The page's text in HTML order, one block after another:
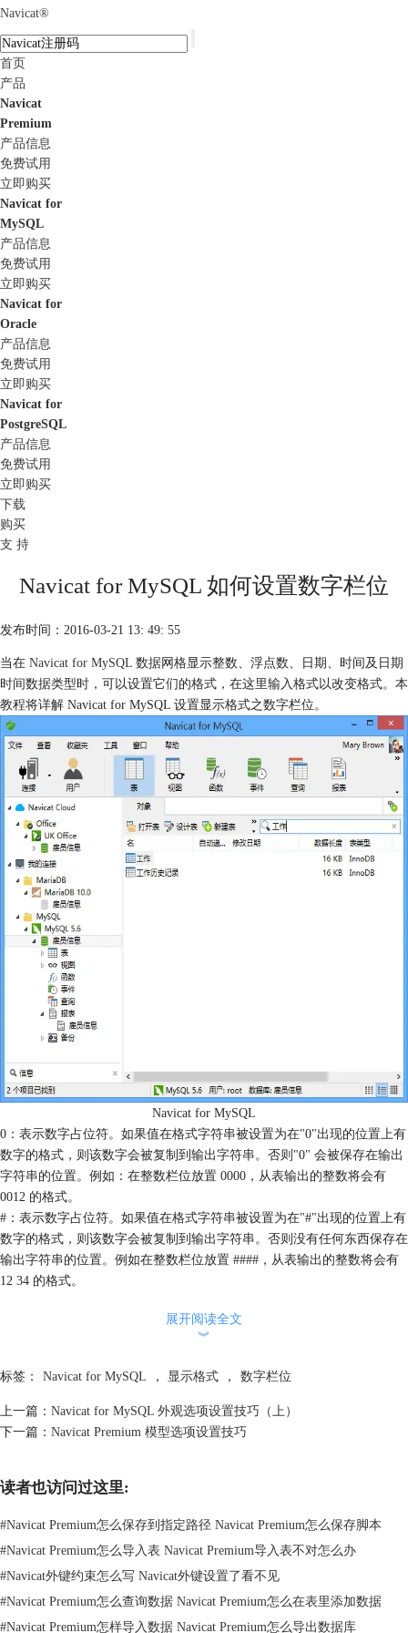
Navicat®
首页
产品
Navicat
Premium
产品信息
免费试用
立即购买
Navicat for
MySQL
产品信息
免费试用
立即购买
Navicat for
Oracle
产品信息
免费试用
立即购买
Navicat for
PostgreSQL
产品信息
免费试用
立即购买
下载
购买
支 持
Navicat for MySQL 如何设置数字栏位
发布时间：2016-03-21 13: 49: 55
当在 Navicat for MySQL 数据网格显示整数、浮点数、日期、时间及日期
时间数据类型时，可以设置它们的格式，在这里输入格式以改变格式。本
教程将详解 Navicat for MySQL 设置显示格式之数字栏位。
Navicat for MySQL
0：表示数字占位符。如果值在格式字符串被设置为在"0"出现的位置上有
数字的格式，则该数字会被复制到输出字符串。否则"0" 会被保存在输出
字符串的位置。例如：在整数栏位放置 0000，从表输出的整数将会有
0012 的格式。
#：表示数字占位符。如果值在格式字符串被设置为在"#"出现的位置上有
数字的格式，则该数字会被复制到输出字符串。否则没有任何东西保存在
输出字符串的位置。例如在整数栏位放置 ####，从表输出的整数将会有
12 34 的格式。
任何额外的"."字符会被忽略，在输出中实际作为一个小数点分隔符的字
,：表示千位数分隔符。如果格式字符串包含一个或多个","字符，输出的
数中小数点左边将会插入千位数分隔符，每 3 个数字为一组。在输出中
带有千位数分隔符的字符是由ThousandSeparator 全局变量决定。
E+：科学记数法。如果任何一个"E+"、"E-"、"e+"或"e-"字符串包含在格
即跟随"E+"、"E-"、"e+"或"e-"，决定在指数中数字的最少
数。"E+"及"e+"格式输出加号到正的指数及输出减号到负的指数。"E-
"及"e-"格式只会输出记号字符到负的指数。
'xx'/"xx"：字符以单引号或双引号括住的会照原样显示，并不会影响格
展开阅读全文
︾
标签： Navicat for MySQL ， 显示格式 ， 数字栏位
上一篇： Navicat for MySQL 外观选项设置技巧（上）
下一篇： Navicat Premium 模型选项设置技巧
读者也访问过这里:
#Navicat Premium怎么保存到指定路径 Navicat Premium怎么保存脚本
#Navicat Premium怎么导入表 Navicat Premium导入表不对怎么办
#Navicat外键约束怎么写 Navicat外键设置了看不见
#Navicat Premium怎么查询数据 Navicat Premium怎么在表里添加数据
#Navicat Premium怎样导入数据 Navicat Premium怎么导出数据库